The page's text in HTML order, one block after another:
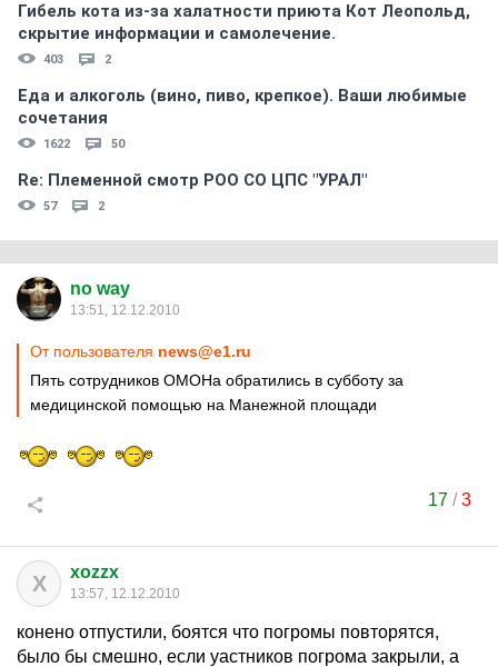
Гибель кота из-за халатности приюта Кот Леопольд,
скрытиe информации и самолечение.
403 2
Еда и алкоголь (вино, пиво, крепкое). Ваши любимые
сочетания
1622 50
Re: Племеннoй смoтр РOO CO ЦПС "УРАЛ"
57 2
no way
13:51, 12.12.2010
От пользователя news@e1.ru
Пять сотрудников ОМОНа обратились в субботу за
медицинской помощью на Манежной площади
17 /3
X xozzx
13:57, 12.12.2010
конено отпустили, боятся что погромы повторятся,
было бы смешно, если уастников погрома закрыли, а